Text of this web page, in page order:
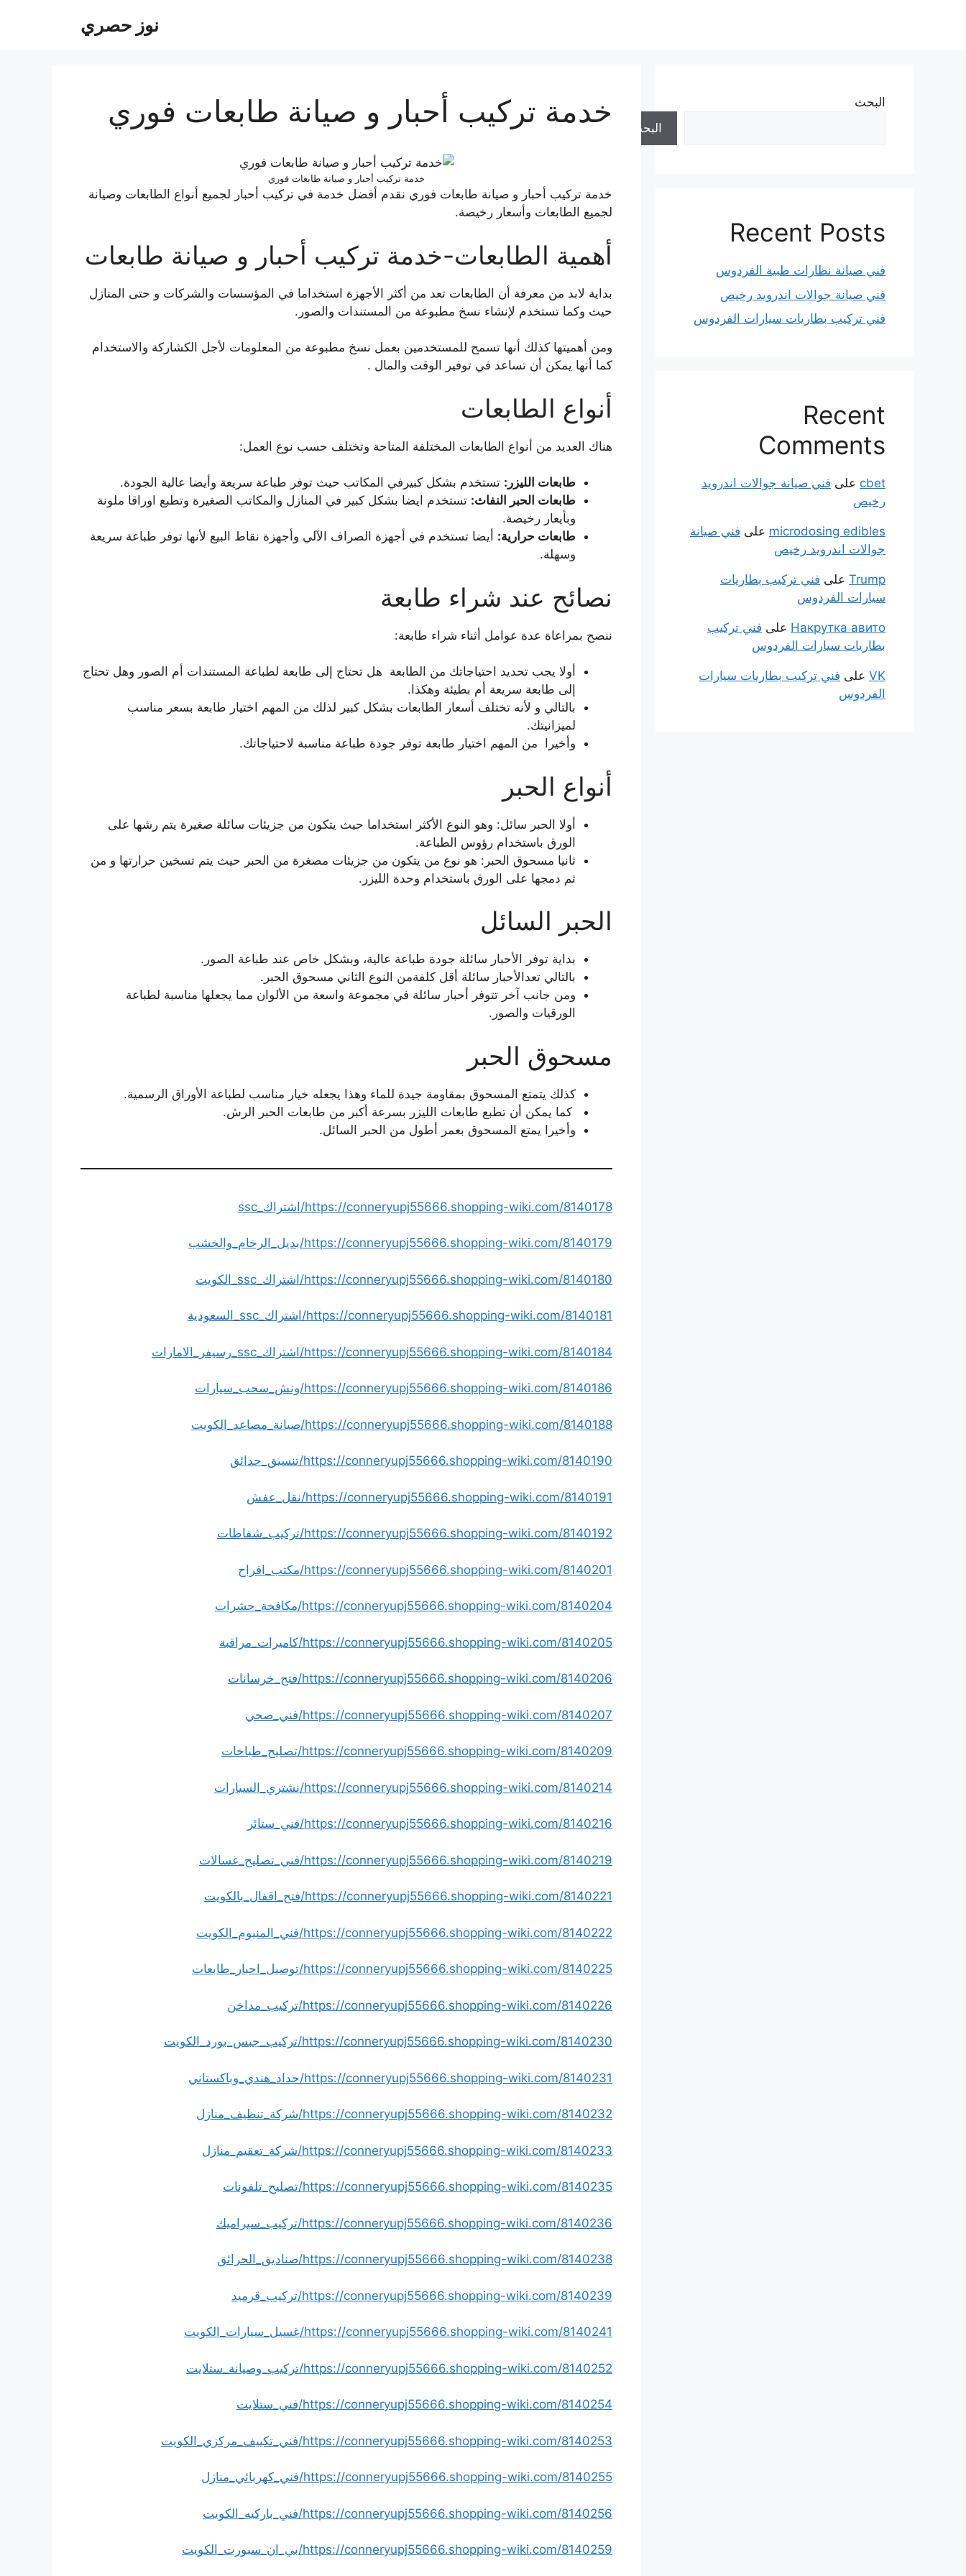
نوز حصري
خدمة تركيب أحبار و صيانة طابعات فوري
خدمة تركيب أحبار و صيانة طابعات فوري
خدمة تركيب أحبار و صيانة طابعات فوري نقدم أفضل خدمة في تركيب أحبار لجميع أنواع الطابعات وصيانة
لجميع الطابعات وأسعار رخيصة.
أهمية الطابعات-خدمة تركيب أحبار و صيانة طابعات
بداية لابد من معرفة أن الطابعات تعد من أكثر الأجهزة استخداما في المؤسسات والشركات و حتى المنازل
حيث وكما تستخدم لإنشاء نسخ مطبوعة من المستندات والصور.
ومن أهميتها كذلك أنها تسمح للمستخدمين بعمل نسخ مطبوعة من المعلومات لأجل الكشاركة والاستخدام
كما أنها يمكن أن تساعد في توفير الوقت والمال .
أنواع الطابعات
هناك العديد من أنواع الطابعات المختلفة المتاحة وتختلف حسب نوع العمل:
طابعات الليزر: تستخدم بشكل كبيرفي المكاتب حيث توفر طباعة سريعة وأيضا عالية الجودة.
طابعات الحبر النفاث: تستخدم ايضا بشكل كبير في المنازل والمكاتب الصغيرة وتطبع اوراقا ملونة
وبأيعار رخيصة.
طابعات حرارية: أيضا تستخدم في أجهزة الصراف الآلي وأجهزة نقاط البيع لأنها توفر طباعة سريعة
وسهلة.
نصائح عند شراء طابعة
ننصح بمراعاة عدة عوامل أثناء شراء طابعة:
أولا يجب تحديد احتياجاتك من الطابعة هل تحتاج إلى طابعة لطباعة المستندات أم الصور وهل تحتاج
إلى طابعة سريعة أم بطيئة وهكذا.
بالتالي و لأنه تختلف أسعار الطابعات بشكل كبير لذلك من المهم اختيار طابعة بسعر مناسب
لميزانيتك.
وأخيرا من المهم اختيار طابعة توفر جودة طباعة مناسبة لاحتياجاتك.
أنواع الحبر
أولا الحبر سائل: وهو النوع الأكثر استخداما حيث يتكون من جزيئات سائلة صغيرة يتم رشها على
الورق باستخدام رؤوس الطباعة.
ثانيا مسحوق الحبر: هو نوع من يتكون من جزيئات مصغرة من الحبر حيث يتم تسخين حرارتها و من
ثم دمجها على الورق باستخدام وحدة الليزر.
الحبر السائل
بداية توفر الأحبار سائلة جودة طباعة عالية، وبشكل خاص عند طباعة الصور.
بالتالي تعدالأحبار سائلة أقل كلفةمن النوع الثاني مسحوق الحبر.
ومن جانب آخر تتوفر أحبار سائلة في مجموعة واسعة من الألوان مما يجعلها مناسبة لطباعة
الورقيات والصور.
مسحوق الحبر
كذلك يتمتع المسحوق بمقاومة جيدة للماء وهذا يجعله خيار مناسب لطباعة الأوراق الرسمية.
كما يمكن أن تطبع طابعات الليزر بسرعة أكبر من طابعات الحبر الرش.
وأخيرا يمتع المسحوق بعمر أطول من الحبر السائل.
https://conneryupj55666.shopping-wiki.com/8140178/اشتراك_ssc
https://conneryupj55666.shopping-wiki.com/8140179/بديل_الرخام_والخشب
https://conneryupj55666.shopping-wiki.com/8140180/اشتراك_ssc_الكويت
https://conneryupj55666.shopping-wiki.com/8140181/اشتراك_ssc_السعودية
https://conneryupj55666.shopping-wiki.com/8140184/اشتراك_ssc_رسيفر_الامارات
https://conneryupj55666.shopping-wiki.com/8140186/ونش_سحب_سيارات
https://conneryupj55666.shopping-wiki.com/8140188/صيانة_مصاعد_الكويت
https://conneryupj55666.shopping-wiki.com/8140190/تنسيق_حدائق
https://conneryupj55666.shopping-wiki.com/8140191/نقل_عفش
https://conneryupj55666.shopping-wiki.com/8140192/تركيب_شفاطات
https://conneryupj55666.shopping-wiki.com/8140201/مكتب_افراح
https://conneryupj55666.shopping-wiki.com/8140204/مكافحة_حشرات
https://conneryupj55666.shopping-wiki.com/8140205/كاميرات_مراقبة
https://conneryupj55666.shopping-wiki.com/8140206/فتح_خرسانات
https://conneryupj55666.shopping-wiki.com/8140207/فني_صحي
https://conneryupj55666.shopping-wiki.com/8140209/تصليح_طباخات
https://conneryupj55666.shopping-wiki.com/8140214/نشتري_السيارات
https://conneryupj55666.shopping-wiki.com/8140216/فني_ستائر
https://conneryupj55666.shopping-wiki.com/8140219/فني_تصليح_غسالات
https://conneryupj55666.shopping-wiki.com/8140221/فتح_اقفال_بالكويت
https://conneryupj55666.shopping-wiki.com/8140222/فني_المنيوم_الكويت
https://conneryupj55666.shopping-wiki.com/8140225/توصيل_احبار_طابعات
https://conneryupj55666.shopping-wiki.com/8140226/تركيب_مداخن
https://conneryupj55666.shopping-wiki.com/8140230/تركيب_جبس_بورد_الكويت
https://conneryupj55666.shopping-wiki.com/8140231/حداد_هندي_وباكستاني
https://conneryupj55666.shopping-wiki.com/8140232/شركة_تنظيف_منازل
https://conneryupj55666.shopping-wiki.com/8140233/شركة_تعقيم_منازل
https://conneryupj55666.shopping-wiki.com/8140235/تصليح_تلفونات
https://conneryupj55666.shopping-wiki.com/8140236/تركيب_سيراميك
https://conneryupj55666.shopping-wiki.com/8140238/صناديق_الحرائق
https://conneryupj55666.shopping-wiki.com/8140239/تركيب_قرميد
https://conneryupj55666.shopping-wiki.com/8140241/غسيل_سيارات_الكويت
https://conneryupj55666.shopping-wiki.com/8140252/تركيب_وصيانة_ستلايت
https://conneryupj55666.shopping-wiki.com/8140254/فني_ستلايت
https://conneryupj55666.shopping-wiki.com/8140253/فني_تكييف_مركزي_الكويت
https://conneryupj55666.shopping-wiki.com/8140255/فني_كهربائي_منازل
https://conneryupj55666.shopping-wiki.com/8140256/فني_باركيه_الكويت
https://conneryupj55666.shopping-wiki.com/8140259/بي_ان_سبورت_الكويت
البحث
البحث
Recent Posts
فني صيانة نظارات طبية الفردوس
فني صيانة جوالات اندرويد رخيص
فني تركيب بطاريات سيارات الفردوس
Recent
Comments
cbet على فني صيانة جوالات اندرويد
رخيص
microdosing edibles على فني صيانة
جوالات اندرويد رخيص
Trump على فني تركيب بطاريات
سيارات الفردوس
Накрутка авито على فني تركيب
بطاريات سيارات الفردوس
VK على فني تركيب بطاريات سيارات
الفردوس